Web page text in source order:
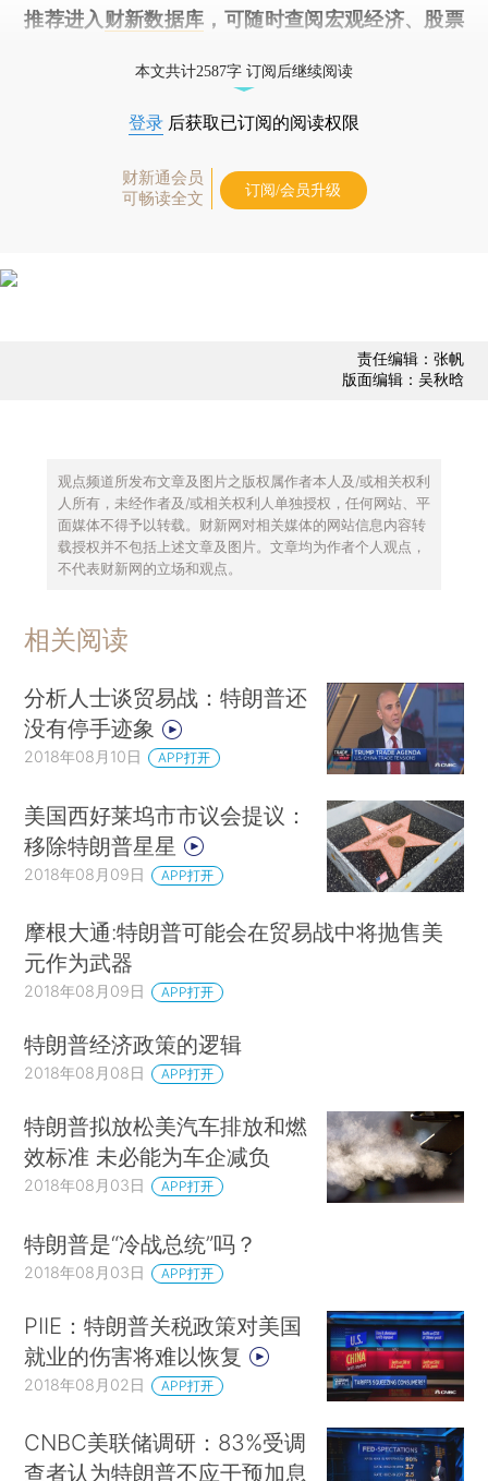
推荐进入 财新数据库 ，可随时查阅宏观经济、股票
本文共计2587字 订阅后继续阅读
登录 后获取已订阅的阅读权限
财新通会员
可畅读全文
订阅/会员升级
责任编辑：张帆
版面编辑：吴秋晗
观点频道所发布文章及图片之版权属作者本人及/或相关权利
人所有，未经作者及/或相关权利人单独授权，任何网站、平
面媒体不得予以转载。财新网对相关媒体的网站信息内容转
载授权并不包括上述文章及图片。文章均为作者个人观点，
不代表财新网的立场和观点。
相关阅读
分析人士谈贸易战：特朗普还
没有停手迹象
2018年08月10日 APP打开
美国西好莱坞市市议会提议：
移除特朗普星星
2018年08月09日 APP打开
摩根大通:特朗普可能会在贸易战中将抛售美
元作为武器
2018年08月09日 APP打开
特朗普经济政策的逻辑
2018年08月08日 APP打开
特朗普拟放松美汽车排放和燃
效标准 未必能为车企减负
2018年08月03日 APP打开
特朗普是“冷战总统”吗？
2018年08月03日 APP打开
PIIE：特朗普关税政策对美国
就业的伤害将难以恢复
2018年08月02日 APP打开
CNBC美联储调研：83%受调
查者认为特朗普不应干预加息